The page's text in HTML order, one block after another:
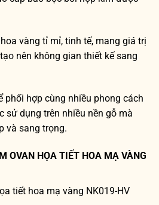
vàng tỉ mỉ, tinh tế, mang giá trị
nên không gian thiết kế sang
phối hợp cùng nhiều phong cách
sử dụng trên nhiều nền gỗ mà
và sang trọng.
OVAN HỌA TIẾT HOA MẠ VÀNG